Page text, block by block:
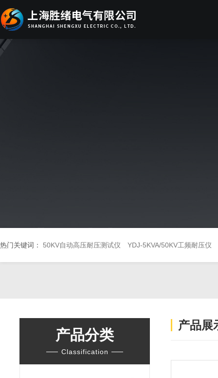
热门关键词： 50KV自动高压耐压测试仪 YDJ-5KVA/50KV工频耐压仪
产品分类
Classification
产品展